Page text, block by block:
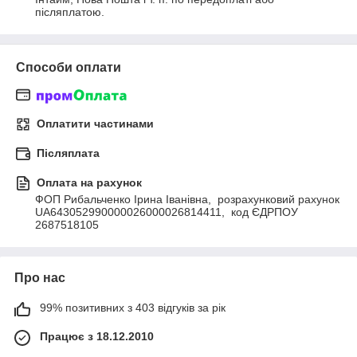
післяплатою.
Способи оплати
Оплатити частинами
Післяплата
Оплата на рахунок
ФОП Рибальченко Ірина Іванівна,  розрахунковий рахунок
UA643052990000026000026814411,  код ЄДРПОУ
2687518105
Про нас
99% позитивних з 403 відгуків за рік
Працює з 18.12.2010